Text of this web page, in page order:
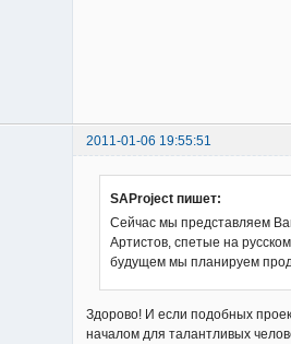
2011-01-06 19:55:51
SAProject пишет:
Сейчас мы представляем
Артистов, спетые на
будущем мы планируем
Здорово! И если подобных
началом для талантливых